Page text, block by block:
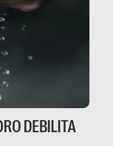
DEBILITA